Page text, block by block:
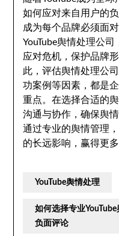
如何应对来自用户的
成为每个品牌必须面
YouTube舆情处理公
应对危机，保护品牌
此，评估舆情处理公
功案例等因素，都是
重点。在选择合适的
沟通与协作，确保舆
通过专业的舆情管理
的长远影响，赢得更
YouTube舆情处理
如何选择专业
负面评论